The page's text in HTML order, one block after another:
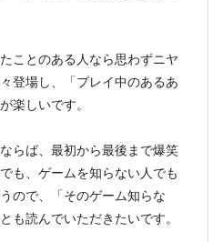
ことのある人なら思わずニヤ
登場し、「プレイ中のあるあ
楽しいです。
らば、最初から最後まで爆笑
も、ゲームを知らない人でも
ので、「そのゲーム知らな
も読んでいただきたいです。